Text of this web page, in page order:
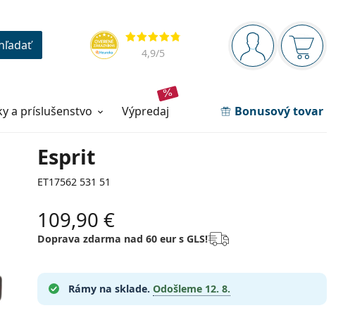
Navigačný panel
ste prihláseníNákupný
Hodnotenia
4,9/5
a príslušenstvo výpredaj Bonusový tovar
Esprit
ET17562 531 51
109,90 €
Doprava zdarma nad 60 eur s GLS!
Rámy na sklade. Odošleme 12. 8.